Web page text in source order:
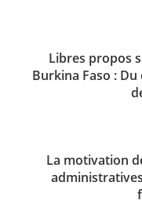
Libres propos
Burkina Faso :
La motivation